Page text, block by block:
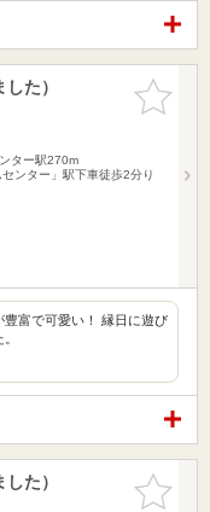
お気に入
りに追加
た）
ター駅270m
ンター」駅下車徒歩2分り
富で可愛い！ 縁日に遊び
お気に入
りに追加
た）